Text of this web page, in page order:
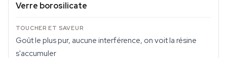
Verre borosilicate
Goût le plus pur, aucune interférence, on voit la résine
s'accumuler